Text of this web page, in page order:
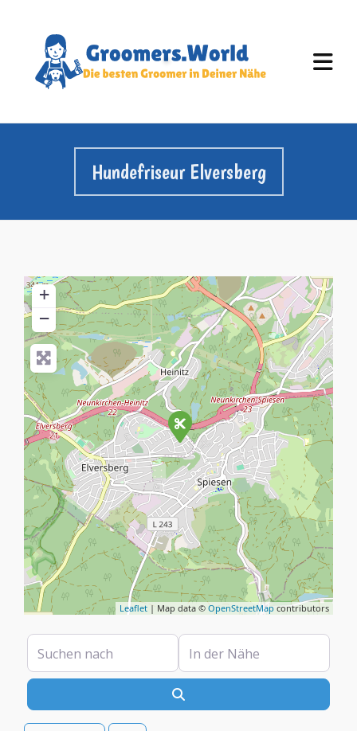
Hundefriseur Elversberg
+
−
Leaflet | Map data © OpenStreetMap contributors
Suchen nach In der Nähe